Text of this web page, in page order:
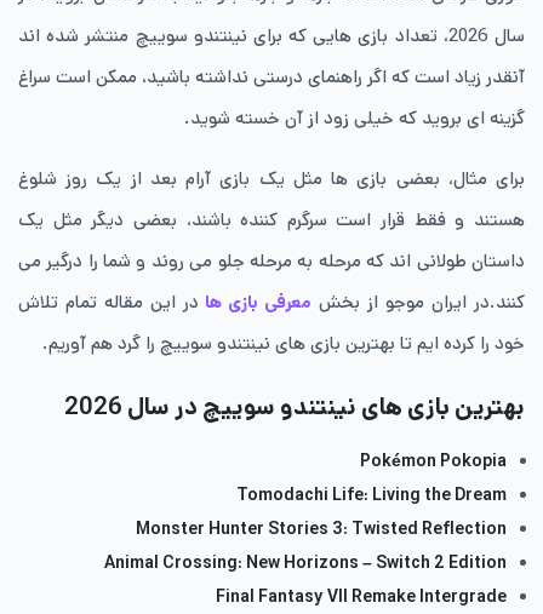
سال 2026، تعداد بازی هایی که برای نینتندو سوییچ منتشر شده اند
آنقدر زیاد است که اگر راهنمای درستی نداشته باشید، ممکن است سراغ
گزینه ای بروید که خیلی زود از آن خسته شوید.
برای مثال، بعضی بازی ها مثل یک بازی آرام بعد از یک روز شلوغ
هستند و فقط قرار است سرگرم کننده باشند، بعضی دیگر مثل یک
داستان طولانی اند که مرحله به مرحله جلو می روند و شما را درگیر می
کنند.در ایران موجو از بخش معرفی بازی ها در این مقاله تمام تلاش
خود را کرده ایم تا بهترین بازی های نینتندو سوییچ را گرد هم آوریم.
بهترین بازی های نینتندو سوییچ در سال 2026
Pokémon Pokopia
Tomodachi Life: Living the Dream
Monster Hunter Stories 3: Twisted Reflection
Animal Crossing: New Horizons – Switch 2 Edition
Final Fantasy VII Remake Intergrade